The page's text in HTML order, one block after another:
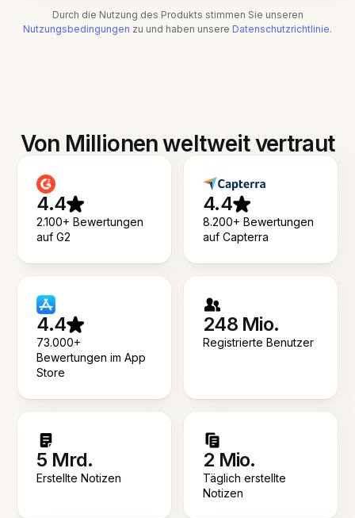
Durch die Nutzung des Produkts stimmen Sie unseren
Nutzungsbedingungen zu und haben unsere Datenschutzrichtlinie.
Von Millionen weltweit vertraut
4.4
2.100+ Bewertungen
auf G2
4.4
8.200+ Bewertungen
auf Capterra
4.4
73.000+
Bewertungen im App
Store
248 Mio.
Registrierte Benutzer
5 Mrd.
Erstellte Notizen
2 Mio.
Täglich erstellte
Notizen